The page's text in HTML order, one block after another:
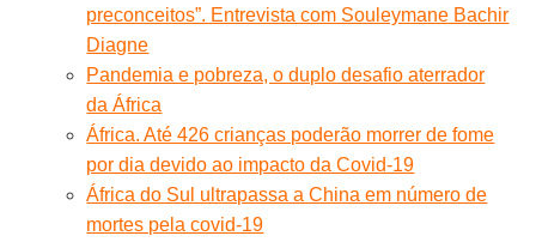
preconceitos”. Entrevista com Souleymane Bachir
Diagne
Pandemia e pobreza, o duplo desafio aterrador
da África
África. Até 426 crianças poderão morrer de fome
por dia devido ao impacto da Covid-19
África do Sul ultrapassa a China em número de
mortes pela covid-19